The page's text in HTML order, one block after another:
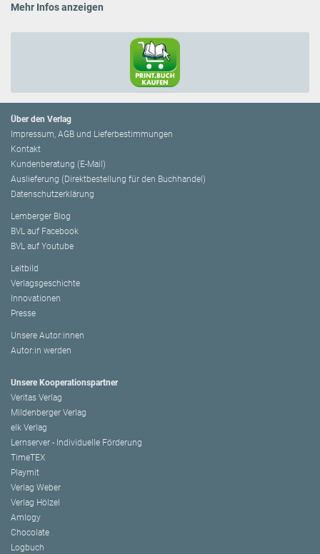
Mehr Infos anzeigen
Über den Verlag
Impressum, AGB und Lieferbestimmungen
Kontakt
Kundenberatung (E-Mail)
Auslieferung (Direktbestellung für den Buchhandel)
Datenschutzerklärung
Lemberger Blog
BVL auf Facebook
BVL auf Youtube
Leitbild
Verlagsgeschichte
Innovationen
Presse
Unsere Autor:innen
Autor:in werden
Unsere Kooperationspartner
Veritas Verlag
Mildenberger Verlag
elk Verlag
Lernserver - Individuelle Förderung
TimeTEX
Playmit
Verlag Weber
Verlag Hölzel
Amlogy
Chocolate
Logbuch